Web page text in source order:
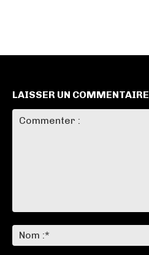
LAISSER UN COMMENTAIRE